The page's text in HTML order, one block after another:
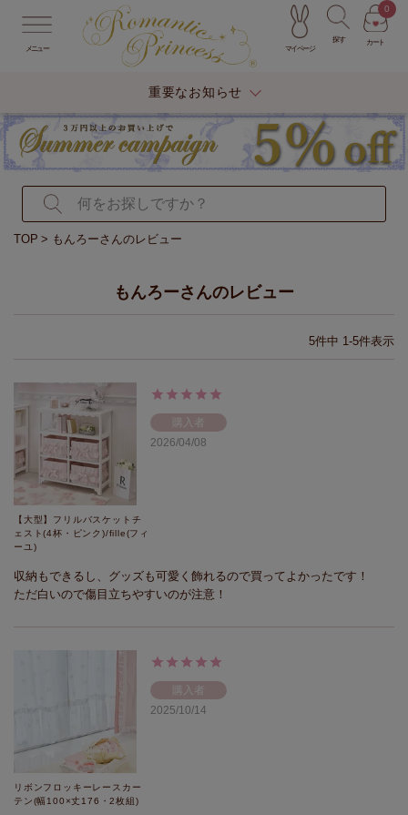
メニュー マイページ
探す カート
0
重要なお知らせ
TOP もんろーさんのレビュー
もんろーさんのレビュー
5件中 1-5件表示
【大型】フリルバスケットチ
ェスト(4杯・ピンク)/fille(フィ
ーユ)
購入者
2026/04/08
収納もできるし、グッズも可愛く飾れるので買ってよかったです！
ただ白いので傷目立ちやすいのが注意！
リボンフロッキーレースカー
テン(幅100×丈176・2枚組)
購入者
2025/10/14